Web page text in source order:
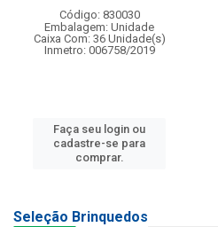
Código: 830030
Embalagem: Unidade
Caixa Com: 36 Unidade(s)
Inmetro: 006758/2019
Faça seu login ou
cadastre-se para
comprar.
Seleção Brinquedos